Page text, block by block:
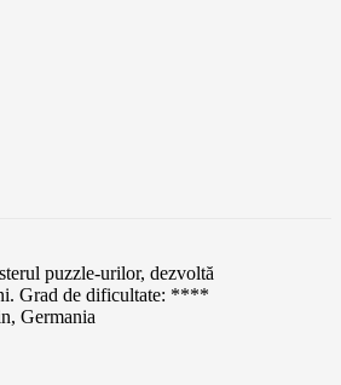
puzzle-urilor, dezvoltă
Grad de dificultate: ****
Germania